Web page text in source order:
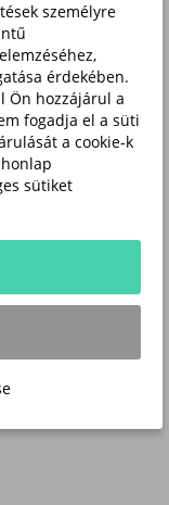
személyre
érdekében.
Ön hozzájárul a
fogadja el a süti
a cookie-k
sütiket